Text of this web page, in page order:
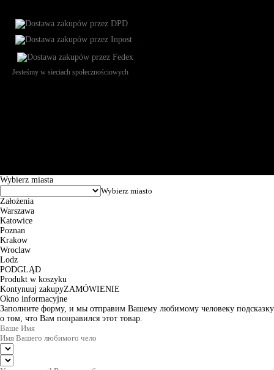
Jesteśmy w sieciach społecznościowych
Wybierz miasta
Założenia
Warszawa
Katowice
Poznan
Krakow
Wroclaw
Lodz
PODGLĄD
Produkt w koszyku
Kontynuuj zakupyZAMÓWIENIE
Okno informacyjne
Заполните форму, и мы отправим Вашему любимому человеку подсказку
о том, что Вам понравился этот товар.